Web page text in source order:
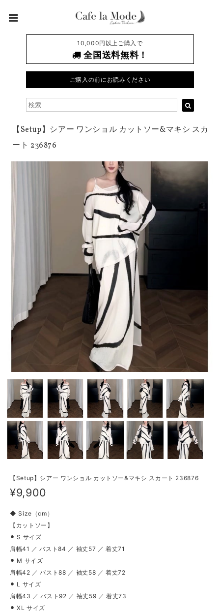
10,000円以上ご購入で
全国送料無料！
ご購入の前にお読みください
【Setup】シアー ワンショル カットソー&マキシ スカ
ート 236876
【Setup】シアー ワンショル カットソー&マキシ スカート 236876
¥9,900
◆ Size（cm）
【カットソー】
⚫︎ S サイズ
肩幅41 ／ バスト84 ／ 袖丈57 ／ 着丈71
⚫︎ M サイズ
肩幅42 ／ バスト88 ／ 袖丈58 ／ 着丈72
⚫︎ L サイズ
肩幅43 ／ バスト92 ／ 袖丈59 ／ 着丈73
⚫︎ XL サイズ